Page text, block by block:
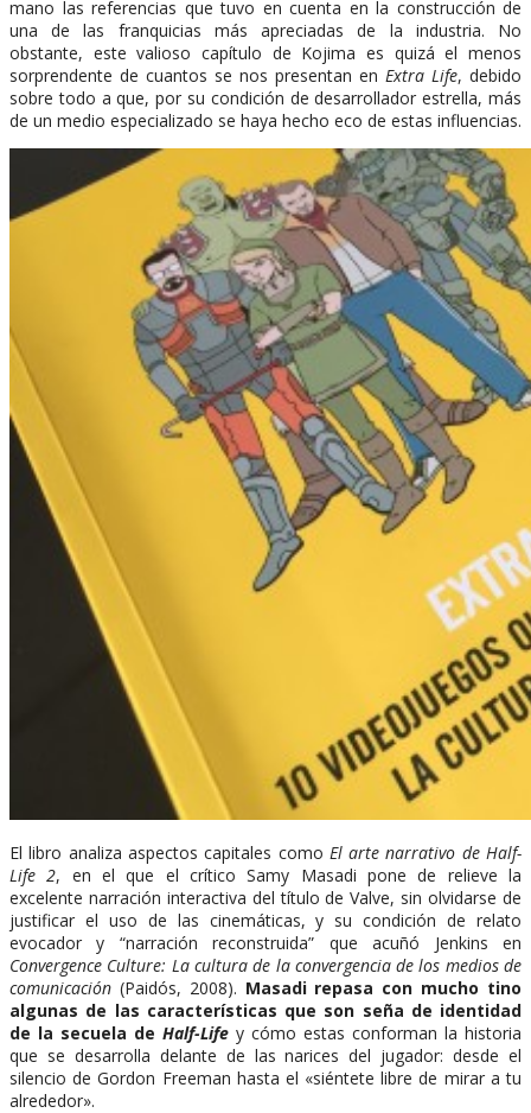
mano las referencias que tuvo en cuenta en la construcción de
una de las franquicias más apreciadas de la industria. No
obstante, este valioso capítulo de Kojima es quizá el menos
sorprendente de cuantos se nos presentan en Extra Life, debido
sobre todo a que, por su condición de desarrollador estrella, más
de un medio especializado se haya hecho eco de estas influencias.
El libro analiza aspectos capitales como El arte narrativo de Half-
Life 2, en el que el crítico Samy Masadi pone de relieve la
excelente narración interactiva del título de Valve, sin olvidarse de
justificar el uso de las cinemáticas, y su condición de relato
evocador y “narración reconstruida” que acuñó Jenkins en
Convergence Culture: La cultura de la convergencia de los medios de
comunicación (Paidós, 2008). Masadi repasa con mucho tino
algunas de las características que son seña de identidad
de la secuela de Half-Life y cómo estas conforman la historia
que se desarrolla delante de las narices del jugador: desde el
silencio de Gordon Freeman hasta el «siéntete libre de mirar a tu
alrededor».